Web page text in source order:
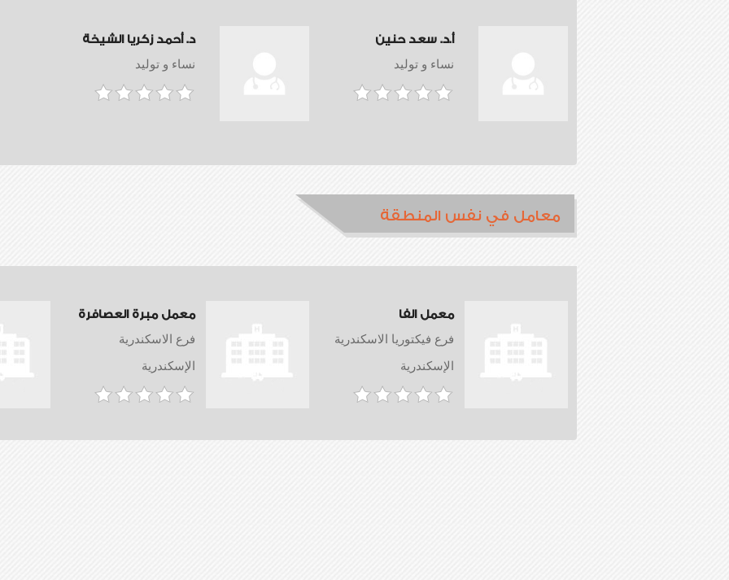
د. أحمد زكريا الشيخة
نساء و توليد
أ.د. سعد حنين
نساء و توليد
معامل في نفس المنطقة
معمل مبرة العصافرة
فرع الاسكندرية
الإسكندرية
معمل الفا
فرع فيكتوريا الاسكندرية
الإسكندرية